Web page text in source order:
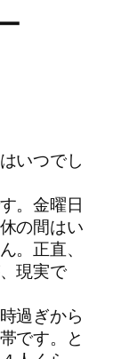
いつでし
。金曜日
の間はい
。正直、
現実で
過ぎから
です。と